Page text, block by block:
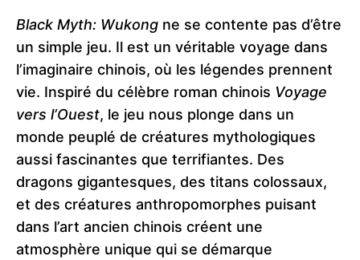
Black Myth: Wukong ne se contente pas d’être
un simple jeu. Il est un véritable voyage dans
l’imaginaire chinois, où les légendes prennent
vie. Inspiré du célèbre roman chinois Voyage
vers l’Ouest, le jeu nous plonge dans un
monde peuplé de créatures mythologiques
aussi fascinantes que terrifiantes. Des
dragons gigantesques, des titans colossaux,
et des créatures anthropomorphes puisant
dans l’art ancien chinois créent une
atmosphère unique qui se démarque